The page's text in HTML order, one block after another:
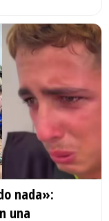
nada»:
una